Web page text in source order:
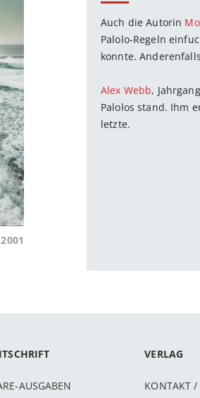
Auch die Autorin
Palolo-Regeln
konnte.
Alex Webb,
Palolos stand. Ihm
letzte.
AUSGABEN
VERLAG
KONTAKT /